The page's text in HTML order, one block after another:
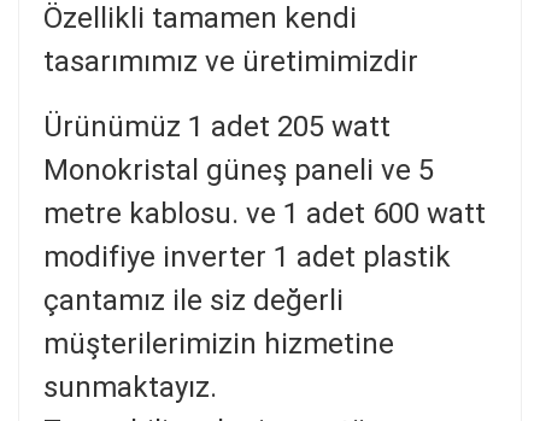
Özellikli tamamen kendi
tasarımımız ve üretimimizdir
Ürünümüz 1 adet 205 watt
Monokristal güneş paneli ve 5
metre kablosu. ve 1 adet 600 watt
modifiye inverter 1 adet plastik
çantamız ile siz değerli
müşterilerimizin hizmetine
sunmaktayız.